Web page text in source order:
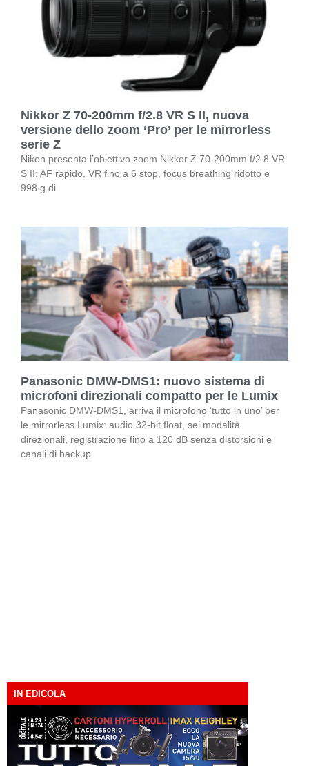
Nikkor Z 70-200mm f/2.8 VR S II, nuova
versione dello zoom ‘Pro’ per le mirrorless
serie Z
Nikon presenta l’obiettivo zoom Nikkor Z 70-200mm f/2.8 VR
S II: AF rapido, VR fino a 6 stop, focus breathing ridotto e
998 g di
Panasonic DMW-DMS1: nuovo sistema di
microfoni direzionali compatto per le Lumix
Panasonic DMW-DMS1, arriva il microfono ‘tutto in uno’ per
le mirrorless Lumix: audio 32-bit float, sei modalità
direzionali, registrazione fino a 120 dB senza distorsioni e
canali di backup
IN EDICOLA